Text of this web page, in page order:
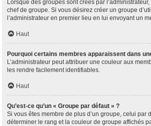
Lorsque des groupes sont créés par
chef de groupe. Si vous désirez créer un groupe
l’administrateur en premier lieu en lui envoyant un
Haut
Pourquoi certains membres apparaissent dans
L’administrateur peut attribuer une couleur aux
les rendre facilement identifiables.
Haut
Qu’est-ce qu’un « Groupe par défaut » ?
Si vous êtes membre de plus d’un groupe, celui par
déterminer le rang et la couleur de groupe affichés